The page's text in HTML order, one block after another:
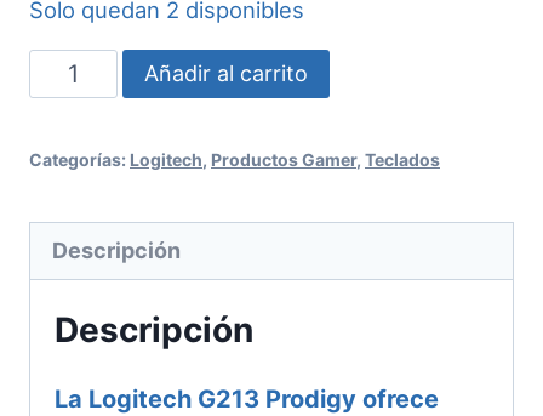
Solo quedan 2 disponibles
Teclado
Logitech
Keep
G213
cantidad
Añadir al carrito
Categorías: Logitech, Productos Gamer, Teclados
Descripción
Descripción
La Logitech G213 Prodigy ofrece